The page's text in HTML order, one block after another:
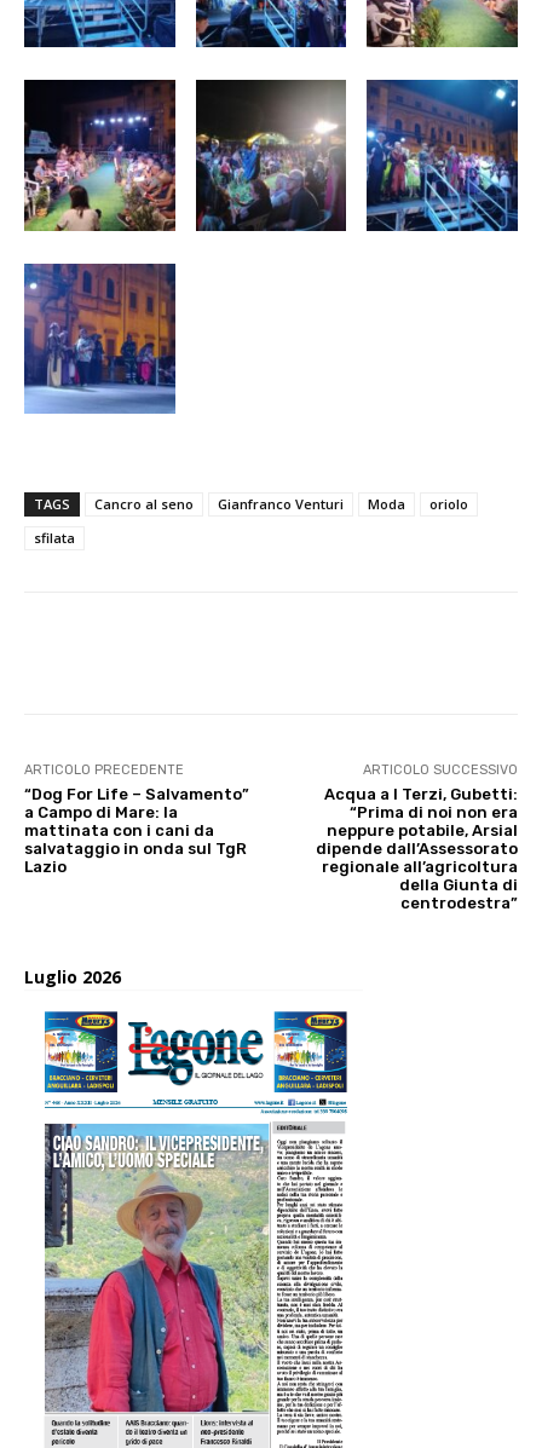
TAGS Cancro al seno Gianfranco Venturi Moda
oriolo
sfilata
ARTICOLO PRECEDENTE
“Dog For Life – Salvamento”
a Campo di Mare: la
mattinata con i cani da
salvataggio in onda sul TgR
Lazio
ARTICOLO SUCCESSIVO
Acqua a I Terzi, Gubetti:
“Prima di noi non era
neppure potabile, Arsial
dipende dall’Assessorato
regionale all’agricoltura
della Giunta di
centrodestra”
Luglio 2026